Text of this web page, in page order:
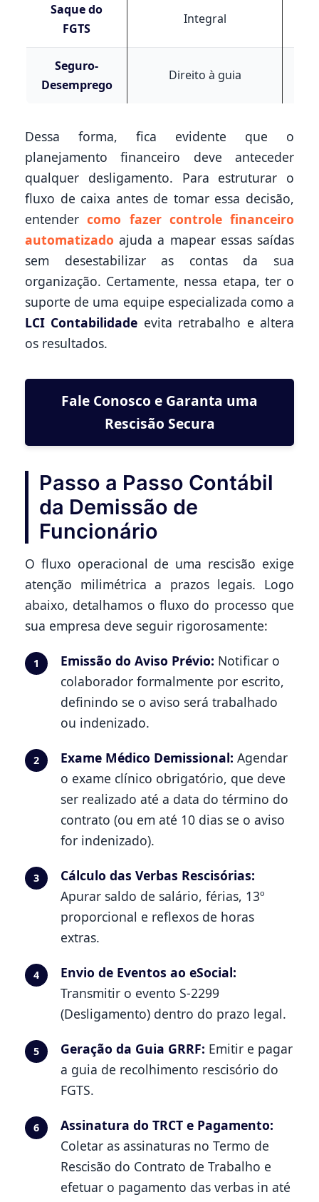
Saque do
FGTS
Integral
Seguro-
Desemprego
Direito à guia
Dessa forma, fica evidente que o
planejamento financeiro deve anteceder
qualquer desligamento. Para estruturar o
fluxo de caixa antes de tomar essa decisão,
entendercomo fazer controle financeiro
automatizado ajuda a mapear essas saídas
sem desestabilizar as contas da sua
organização. Certamente, nessa etapa, ter o
suporte de uma equipe especializada como a
LCI Contabilidade evita retrabalho e altera
os resultados.
Fale Conosco e Garanta uma
Rescisão Secura
Passo a Passo Contábil
da Demissão de
Funcionário
O fluxo operacional de uma rescisão exige
atenção milimétrica a prazos legais. Logo
abaixo, detalhamos o fluxo do processo que
sua empresa deve seguir rigorosamente:
1 Emissão do Aviso Prévio: Notificar o
colaborador formalmente por escrito,
definindo se o aviso será trabalhado
ou indenizado.
2 Exame Médico Demissional: Agendar
o exame clínico obrigatório, que deve
ser realizado até a data do término do
contrato (ou em até 10 dias se o aviso
for indenizado).
3
Cálculo das Verbas Rescisórias:
Apurar saldo de salário, férias, 13º
proporcional e reflexos de horas
extras.
4
Envio de Eventos ao eSocial:
Transmitir o evento S-2299
(Desligamento) dentro do prazo legal.
5 Geração da Guia GRRF: Emitir e pagar
a guia de recolhimento rescisório do
FGTS.
6
Assinatura do TRCT e Pagamento:
Coletar as assinaturas no Termo de
Rescisão do Contrato de Trabalho e
efetuar o pagamento das verbas in até